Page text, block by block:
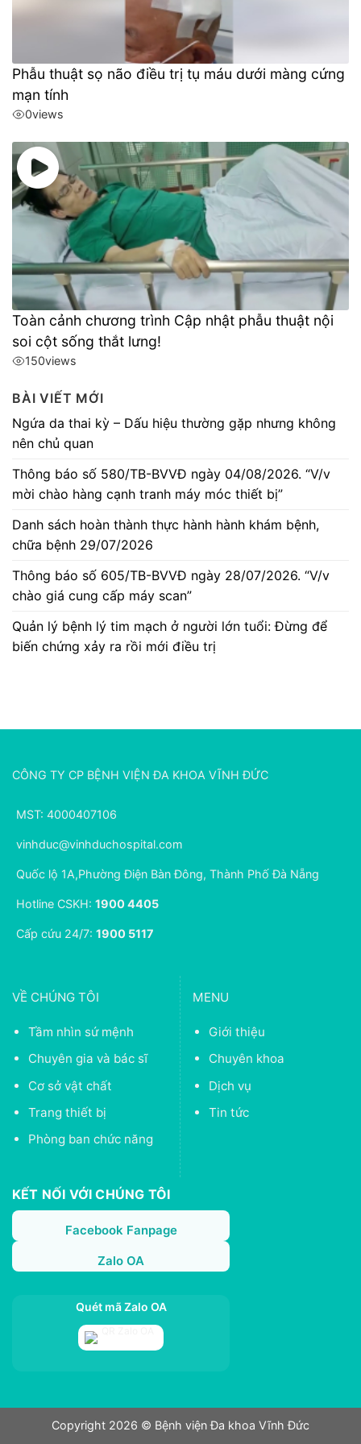
Phẫu thuật sọ não điều trị tụ máu dưới màng cứng
mạn tính
0views
Toàn cảnh chương trình Cập nhật phẫu thuật nội
soi cột sống thắt lưng!
150views
BÀI VIẾT MỚI
Ngứa da thai kỳ – Dấu hiệu thường gặp nhưng không
nên chủ quan
Thông báo số 580/TB-BVVĐ ngày 04/08/2026. “V/v
mời chào hàng cạnh tranh máy móc thiết bị”
Danh sách hoàn thành thực hành hành khám bệnh,
chữa bệnh 29/07/2026
Thông báo số 605/TB-BVVĐ ngày 28/07/2026. “V/v
chào giá cung cấp máy scan”
Quản lý bệnh lý tim mạch ở người lớn tuổi: Đừng để
biến chứng xảy ra rồi mới điều trị
CÔNG TY CP BỆNH VIỆN ĐA KHOA VĨNH ĐỨC
MST: 4000407106
vinhduc@vinhduchospital.com
Quốc lộ 1A,Phường Điện Bàn Đông, Thành Phố Đà Nẵng
Hotline CSKH: 1900 4405
Cấp cứu 24/7: 1900 5117
VỀ CHÚNG TÔI
Tầm nhìn sứ mệnh
Chuyên gia và bác sĩ
Cơ sở vật chất
Trang thiết bị
Phòng ban chức năng
MENU
Giới thiệu
Chuyên khoa
Dịch vụ
Tin tức
KẾT NỐI VỚI CHÚNG TÔI
Facebook Fanpage
Zalo OA
Quét mã Zalo OA
Copyright 2026 © Bệnh viện Đa khoa Vĩnh Đức